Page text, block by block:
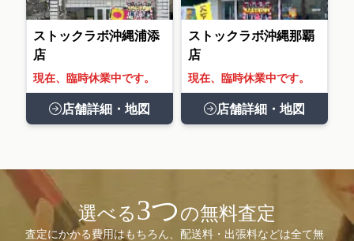
ストックラボ沖縄浦添
店
現在、臨時休業中です。
店舗詳細・地図
ストックラボ沖縄那覇
店
現在、臨時休業中です。
店舗詳細・地図
選べる3つの無料査定
査定にかかる費用はもちろん、配送料・出張料などは全て無